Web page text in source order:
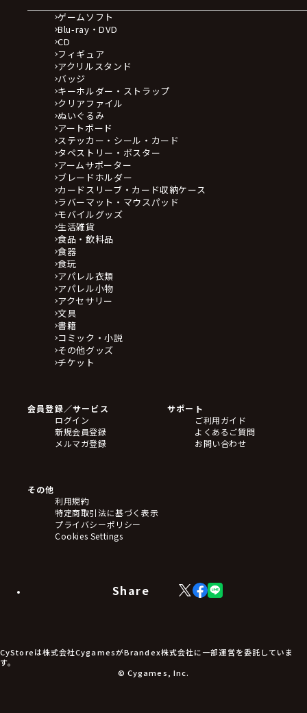
ゲームソフト
Blu-ray・DVD
CD
フィギュア
アクリルスタンド
バッジ
キーホルダー・ストラップ
クリアファイル
ぬいぐるみ
アートボード
ステッカー・シール・カード
タペストリー・ポスター
アームサポーター
ブレードホルダー
カードスリーブ・カード収納ケース
ラバーマット・マウスパッド
モバイルグッズ
生活雑貨
食品・飲料品
食器
食玩
アパレル衣類
アパレル小物
アクセサリー
文具
書籍
コミック・小説
その他グッズ
チケット
会員登録／サービス
ログイン
新規会員登録
メルマガ登録
サポート
ご利用ガイド
よくあるご質問
お問い合わせ
その他
利用規約
特定商取引法に基づく表示
プライバシーポリシー
Cookies Settings
Share
X
(Twitter)
Facebook
LINE
CyStoreは株式会社CygamesがBrandex株式会社に一部運営を委託していま
す。
© Cygames, Inc.